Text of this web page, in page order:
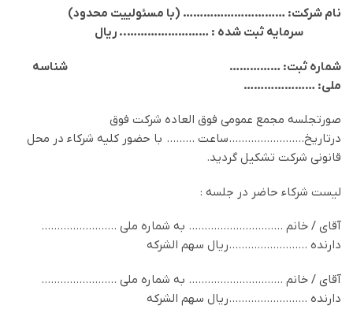
نام شرکت: ………………………… (با مسئولییت محدود)
سرمایه ثبت شده : …………………….. ريال
شماره ثبت: …………… شناسه
ملی: …………………
صورتجلسه مجمع عمومي فوق العاده شركت فوق
درتاريخ……………………ساعت ……… با حضور کليه شرکاء در محل
قانوني شركت تشكيل گرديد.
لیست شرکاء حاضر در جلسه :
آقای / خانم ………………………… به شماره ملي ……………………
دارنده …………………….ريال سهم الشرکه
آقای / خانم ………………………… به شماره ملي ……………………
دارنده …………………….ريال سهم الشرکه